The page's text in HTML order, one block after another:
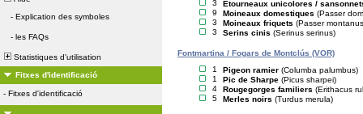
- Explication des symboles
- les FAQs
Statistiques d'utilisation
Fitxes d'identificació
- Fitxes d'identificació
3
Étourneaux unicolores /
9
Moineaux domestiques (Passer
3
Moineaux friquets (Passer
3
Serins cinis (Serinus serinus)
Fontmartina / Fogars de Montclús (VOR)
1
Pigeon ramier (Columba palumbus)
1
Pic de Sharpe (Picus sharpei)
4
Rougegorges familiers (Erithacus
5
Merles noirs (Turdus merula)